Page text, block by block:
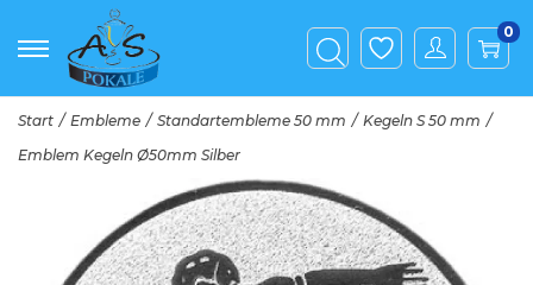
0
Start / Embleme / Standartembleme 50 mm / Kegeln S 50 mm /
Emblem Kegeln Ø50mm Silber